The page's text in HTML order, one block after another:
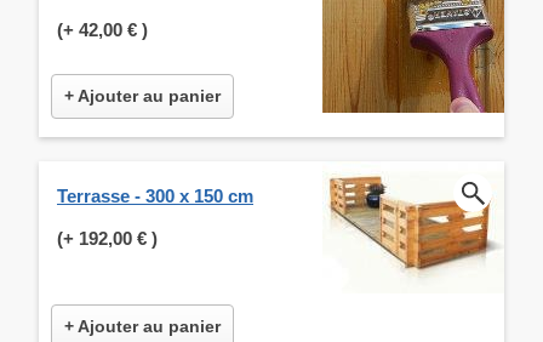
(+ 42,00 € )
+ Ajouter au panier
Terrasse - 300 x 150 cm
(+ 192,00 € )
+ Ajouter au panier